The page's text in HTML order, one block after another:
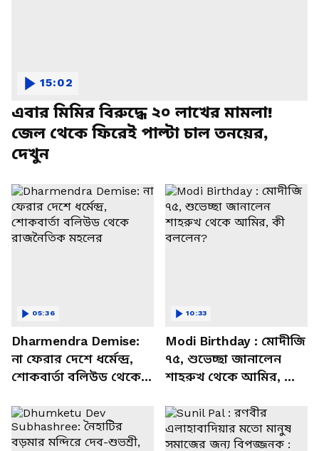
এবার মিমির বিরুদ্ধে ২০ লাখের মামলা!
জেল থেকে ফিরেই পাল্টা চাল তনয়ের,
দেখুন
15:02
Dharmendra Demise:
না ফেরার দেশে ধর্মেন্দ্র,
শোকবার্তা বলিউড থেকে
05:36
Modi Birthday : মোদীজি
৭৫, শুভেচ্ছা জানালেন
শাহরুখ থেকে আমির, কী
10:33